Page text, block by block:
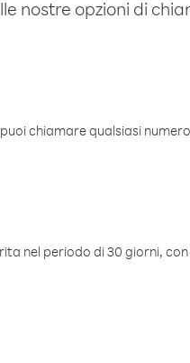
nostre opzioni di
chiamare qualsiasi
nel periodo di 30 giorni,